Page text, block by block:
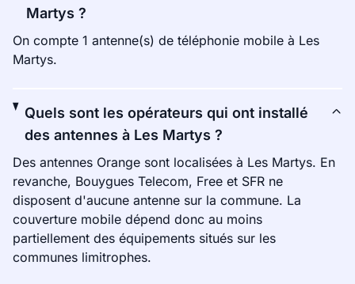
Martys ?
On compte 1 antenne(s) de téléphonie mobile à Les
Martys.
Quels sont les opérateurs qui ont installé
des antennes à Les Martys ?
Des antennes Orange sont localisées à Les Martys. En
revanche, Bouygues Telecom, Free et SFR ne
disposent d'aucune antenne sur la commune. La
couverture mobile dépend donc au moins
partiellement des équipements situés sur les
communes limitrophes.